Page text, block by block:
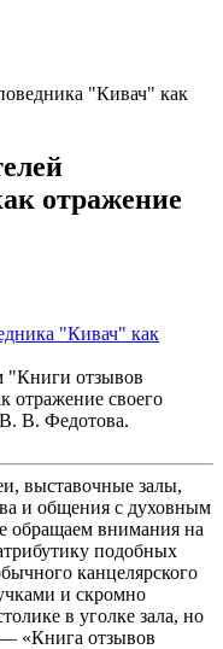
"Кивач" как
отражение
"Книги отзывов
отражение своего
В. Федотова.
выставочные залы,
и общения с духовным
обращаем внимания на
подобных
канцелярского
и скромно
в уголке зала, но
«Книга отзывов